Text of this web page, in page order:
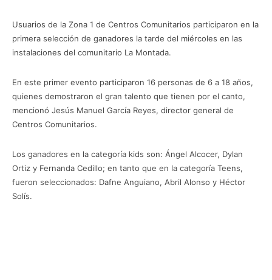
Usuarios de la Zona 1 de Centros Comunitarios participaron en la
primera selección de ganadores la tarde del miércoles en las
instalaciones del comunitario La Montada.
En este primer evento participaron 16 personas de 6 a 18 años,
quienes demostraron el gran talento que tienen por el canto,
mencionó Jesús Manuel García Reyes, director general de
Centros Comunitarios.
Los ganadores en la categoría kids son: Ángel Alcocer, Dylan
Ortiz y Fernanda Cedillo; en tanto que en la categoría Teens,
fueron seleccionados: Dafne Anguiano, Abril Alonso y Héctor
Solís.